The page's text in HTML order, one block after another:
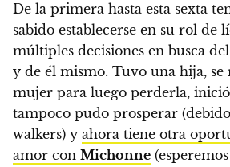
De la primera hasta esta sexta
sabido establecerse en su rol de
múltiples decisiones en busca
y de él mismo. Tuvo una hija, se
mujer para luego perderla,
tampoco pudo prosperar
walkers) y ahora tiene otra
amor con Michonne